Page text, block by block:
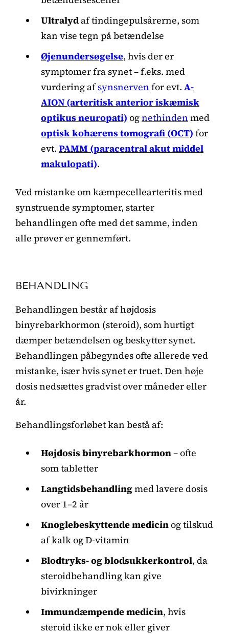
Ultralydaf tindingepulsårerne, som
kan vise tegn på betændelse
Øjenundersøgelse, hvis der er
symptomer fra synet – f.eks. med
vurdering afsynsnerven for evt. A-
AION (arteritisk anterior iskæmisk
optikus neuropati) ognethinden med
optisk kohærens tomografi (OCT) for
evt. PAMM (paracentral akut middel
makulopati).
Ved mistanke om kæmpecellearteritis med
synstruende symptomer, starter
behandlingen ofte med det samme, inden
alle prøver er gennemført.
BEHANDLING
Behandlingen består af højdosis
binyrebarkhormon (steroid), som hurtigt
dæmper betændelsen og beskytter synet.
Behandlingen påbegyndes ofte allerede ved
mistanke, især hvis synet er truet. Den høje
dosis nedsættes gradvist over måneder eller
år.
Behandlingsforløbet kan bestå af:
Højdosis binyrebarkhormon– ofte
som tabletter
Langtidsbehandlingmed lavere dosis
over 1–2 år
Knoglebeskyttende medicinog tilskud
af kalk og D-vitamin
Blodtryks- og blodsukkerkontrol, da
steroidbehandling kan give
bivirkninger
Immundæmpende medicin, hvis
steroid ikke er nok eller giver